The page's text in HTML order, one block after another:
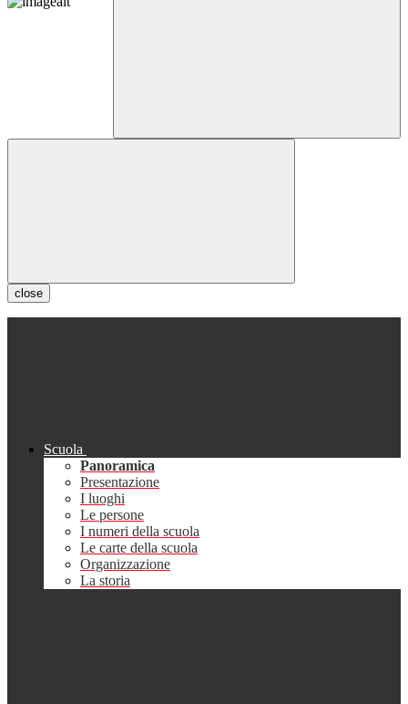
close
Scuola
Panoramica
Presentazione
I luoghi
Le persone
I numeri della scuola
Le carte della scuola
Organizzazione
La storia